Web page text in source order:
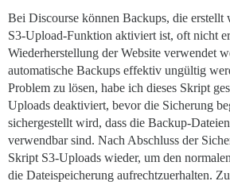
Bei Discourse können Backups, die erstellt
S3-Upload-Funktion aktiviert ist, oft nicht
Wiederherstellung der Website verwendet
automatische Backups effektiv ungültig
Problem zu lösen, habe ich dieses Skript
Uploads deaktiviert, bevor die Sicherung
sichergestellt wird, dass die Backup-
verwendbar sind. Nach Abschluss der
Skript S3-Uploads wieder, um den
die Dateispeicherung aufrechtzuerhalten.